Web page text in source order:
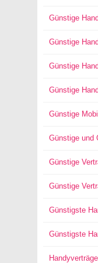
Günstige
Günstige
Günstige
Günstige
Günstige
Günstige und
Günstige
Günstige
Günstigste
Günstigste